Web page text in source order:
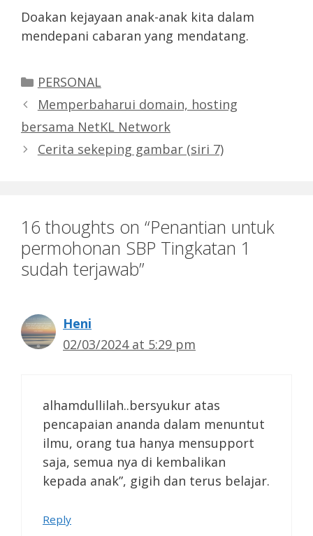
Doakan kejayaan anak-anak kita dalam
mendepani cabaran yang mendatang.
Categories
PERSONAL
Memperbaharui domain, hosting
bersama NetKL Network
Cerita sekeping gambar (siri 7)
16 thoughts on “Penantian untuk
permohonan SBP Tingkatan 1
sudah terjawab”
Heni
02/03/2024 at 5:29 pm
alhamdullilah..bersyukur atas
pencapaian ananda dalam menuntut
ilmu, orang tua hanya mensupport
saja, semua nya di kembalikan
kepada anak”, gigih dan terus belajar.
Reply